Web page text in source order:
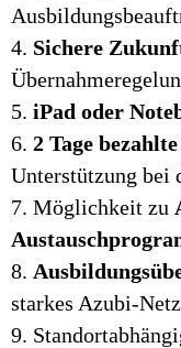
4. Sichere
5. iPad oder
6. 2 Tage
Unterstützung bei
7. Möglichkeit zu
8.
starkes Azubi-
9.